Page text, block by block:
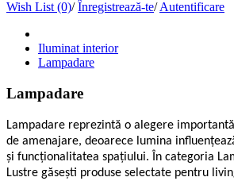
Wish List (0)/ Înregistrează-te/ Autentificare
Iluminat interior
Lampadare
Lampadare
Lampadare reprezintă o alegere
de amenajare, deoarece lumina
și funcționalitatea spațiului. În categoria
Lustre găsești produse selectate pentru